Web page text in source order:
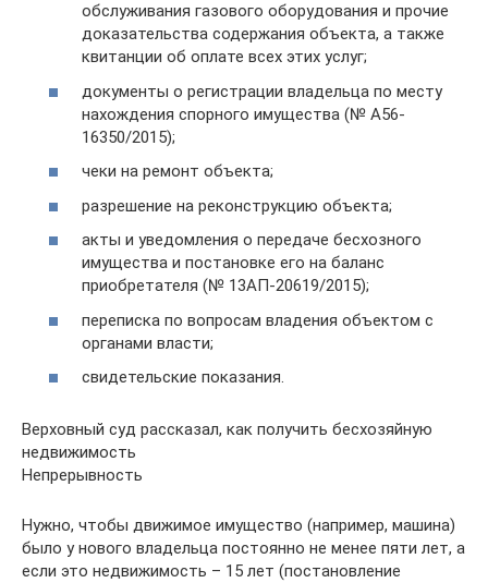
обслуживания газового оборудования и прочие
доказательства содержания объекта, а также
квитанции об оплате всех этих услуг;
документы о регистрации владельца по месту
нахождения спорного имущества (№ А56-
16350/2015);
чеки на ремонт объекта;
разрешение на реконструкцию объекта;
акты и уведомления о передаче бесхозного
имущества и постановке его на баланс
приобретателя (№ 13АП-20619/2015);
переписка по вопросам владения объектом с
органами власти;
свидетельские показания.
Верховный суд рассказал, как получить бесхозяйную
недвижимость
Непрерывность
Нужно, чтобы движимое имущество (например, машина)
было у нового владельца постоянно не менее пяти лет, а
если это недвижимость – 15 лет (постановление